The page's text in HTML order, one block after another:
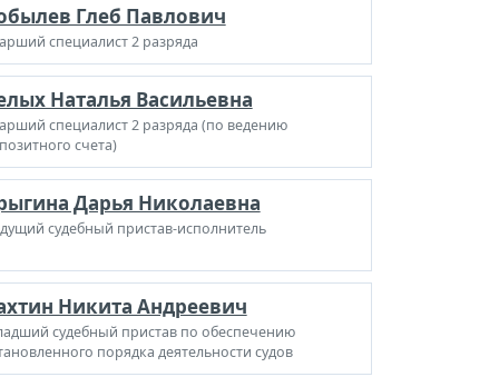
Глеб Павлович
специалист 2 разряда
Наталья Васильевна
специалист 2 разряда (по ведению
счета)
Дарья Николаевна
судебный пристав-исполнитель
Никита Андреевич
судебный пристав по обеспечению
порядка деятельности судов